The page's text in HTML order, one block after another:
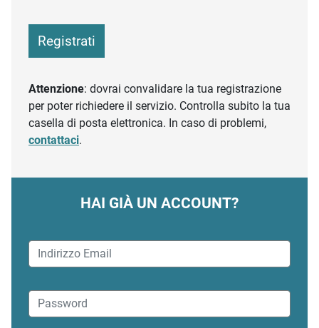
Registrati
Attenzione: dovrai convalidare la tua registrazione
per poter richiedere il servizio. Controlla subito la tua
casella di posta elettronica. In caso di problemi,
contattaci.
HAI GIÀ UN ACCOUNT?